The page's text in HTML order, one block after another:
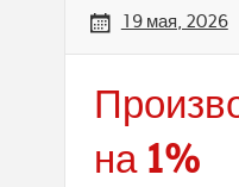
19 мая, 2026
на 1%